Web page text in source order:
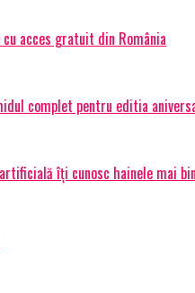
acces gratuit din România
complet pentru editia
îți cunosc hainele mai